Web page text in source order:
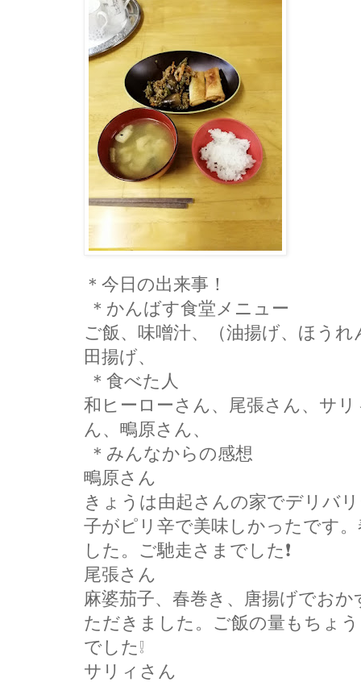
＊今日の出来事！
＊かんばす食堂メニュー
ご飯、味噌汁、（油揚げ、ほう
田揚げ、
＊食べた人
和ヒーローさん、尾張さん、サ
ん、鴫原さん、
＊みんなからの感想
鴫原さん
きょうは由起さんの家でデリバ
子がピリ辛で美味しかったです
した。ご馳走さまでした❗
尾張さん
麻婆茄子、春巻き、唐揚げでおか
ただきました。ご飯の量もちょ
でした❕
サリィさん